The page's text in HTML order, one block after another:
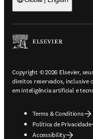
Copyright © 2026 Elsevier,
direitos reservados, inclusive
em inteligência artificial e
Terms & Conditions
Política de Privacidade
Accessibility